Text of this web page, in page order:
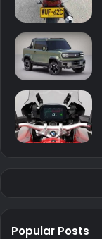
Popular Posts